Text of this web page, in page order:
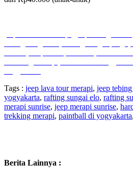
Tags : jeep lava tour merapi, jeep
yogyakarta, rafting sungai elo, rafting
merapi sunrise, jeep merapi sunrise,
trekking merapi, paintball di yogyakarta,
Berita Lainnya :